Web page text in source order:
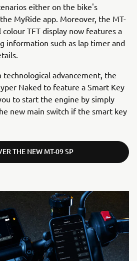
either on the bike's
MyRide app. Moreover, the MT-
TFT display now features a
information such as lap timer and
technological advancement, the
Naked to feature a Smart Key
to start the engine by simply
new main switch if the smart key
THE NEW MT-09 SP